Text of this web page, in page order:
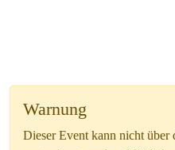
Warnung
Dieser Event kann nicht über